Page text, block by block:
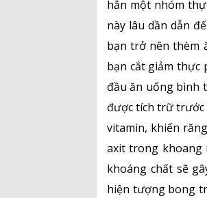
hẳn một nhóm
này lâu dần dẫn
bạn trở nên thèm
bạn cắt giảm thực
đầu ăn uống bình
được tích trữ trước
vitamin, khiến
axit trong khoang
khoáng chất sẽ
hiện tượng bong